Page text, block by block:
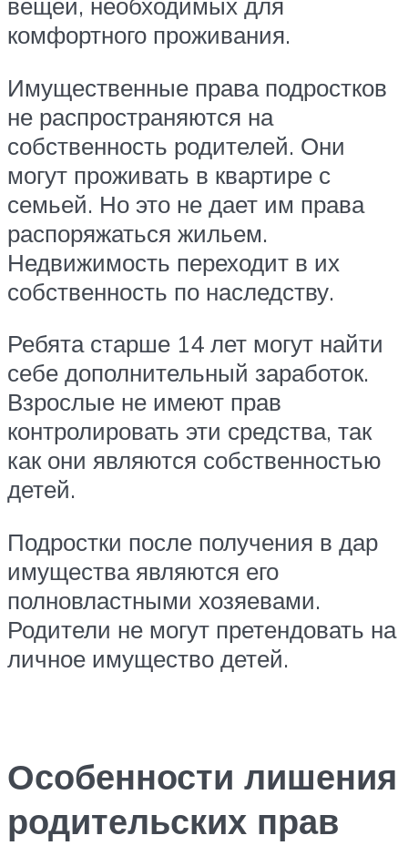
комфортного проживания.
Имущественные права подростков
не распространяются на
собственность родителей. Они
могут проживать в квартире с
семьей. Но это не дает им права
распоряжаться жильем.
Недвижимость переходит в их
собственность по наследству.
Ребята старше 14 лет могут найти
себе дополнительный заработок.
Взрослые не имеют прав
контролировать эти средства, так
как они являются собственностью
детей.
Подростки после получения в дар
имущества являются его
полновластными хозяевами.
Родители не могут претендовать на
личное имущество детей.
Особенности лишения
родительских прав